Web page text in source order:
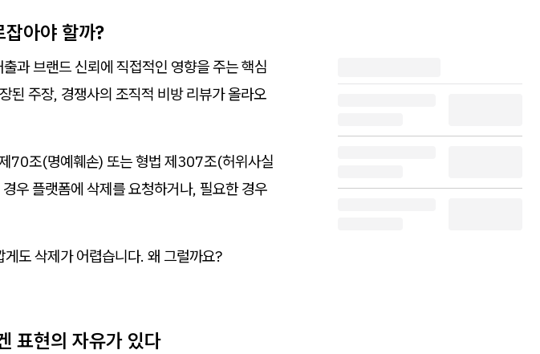
아야 할까?
과 브랜드 신뢰에 직접적인 영향을 주는 핵심
된 주장, 경쟁사의 조직적 비방 리뷰가 올라오
70조(명예훼손) 또는 형법 제307조(허위사실
우 플랫폼에 삭제를 요청하거나, 필요한 경우
게도 삭제가 어렵습니다. 왜 그럴까요?
표현의 자유가 있다